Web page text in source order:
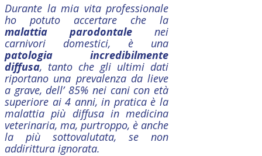
Durante la mia vita professionale
ho potuto accertare che la
malattia parodontale nei
carnivori domestici, è una
patologia incredibilmente
diffusa, tanto che gli ultimi dati
riportano una prevalenza da lieve
a grave, dell’ 85% nei cani con età
superiore ai 4 anni, in pratica è la
malattia più diffusa in medicina
veterinaria, ma, purtroppo, è anche
la più sottovalutata, se non
addirittura ignorata.